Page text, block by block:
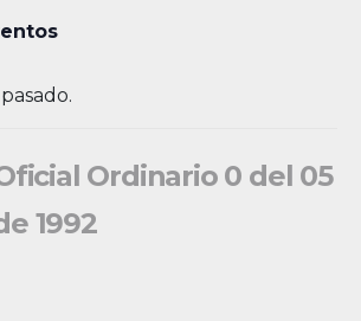
Ordinario 0 del 05
1992